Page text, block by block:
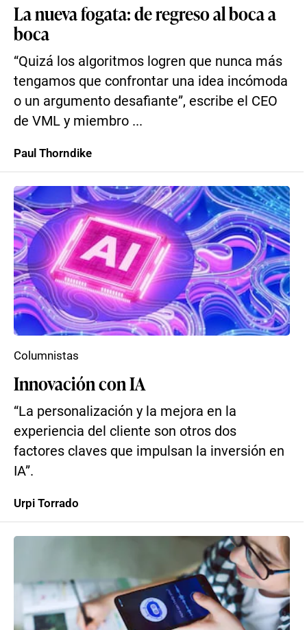
La nueva fogata: de regreso al boca a
boca
“Quizá los algoritmos logren que nunca más
tengamos que confrontar una idea incómoda
o un argumento desafiante”, escribe el CEO
de VML y miembro ...
Paul Thorndike
Innovación con IA
“La personalización y la mejora en la
experiencia del cliente son otros dos
factores claves que impulsan la inversión en
IA”.
Columnistas
Urpi Torrado